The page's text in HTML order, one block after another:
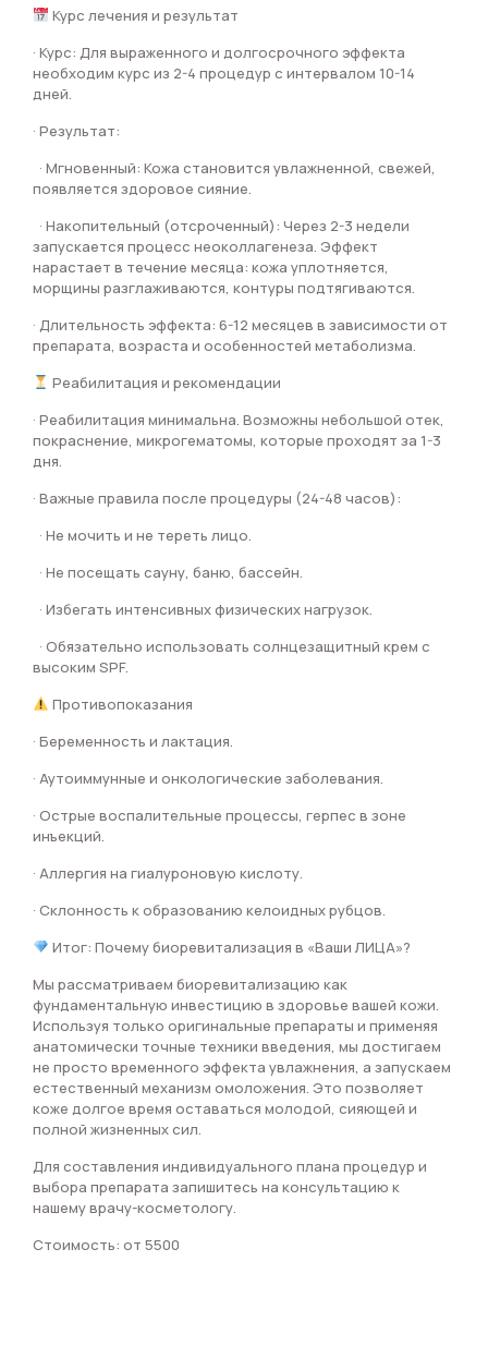
Курс лечения и результат
· Курс: Для выраженного и долгосрочного эффекта
необходим курс из 2-4 процедур с интервалом 10-14
дней.
· Результат:
· Мгновенный: Кожа становится увлажненной, свежей,
появляется здоровое сияние.
· Накопительный (отсроченный): Через 2-3 недели
запускается процесс неоколлагенеза. Эффект
нарастает в течение месяца: кожа уплотняется,
морщины разглаживаются, контуры подтягиваются.
· Длительность эффекта: 6-12 месяцев в зависимости от
препарата, возраста и особенностей метаболизма.
Реабилитация и рекомендации
· Реабилитация минимальна. Возможны небольшой отек,
покраснение, микрогематомы, которые проходят за 1-3
дня.
· Важные правила после процедуры (24-48 часов):
· Не мочить и не тереть лицо.
· Не посещать сауну, баню, бассейн.
· Избегать интенсивных физических нагрузок.
· Обязательно использовать солнцезащитный крем с
высоким SPF.
Противопоказания
· Беременность и лактация.
· Аутоиммунные и онкологические заболевания.
· Острые воспалительные процессы, герпес в зоне
инъекций.
· Аллергия на гиалуроновую кислоту.
· Склонность к образованию келоидных рубцов.
Итог: Почему биоревитализация в «Ваши ЛИЦА»?
Мы рассматриваем биоревитализацию как
фундаментальную инвестицию в здоровье вашей кожи.
Используя только оригинальные препараты и применяя
анатомически точные техники введения, мы достигаем
не просто временного эффекта увлажнения, а запускаем
естественный механизм омоложения. Это позволяет
коже долгое время оставаться молодой, сияющей и
полной жизненных сил.
Для составления индивидуального плана процедур и
выбора препарата запишитесь на консультацию к
нашему врачу-косметологу.
Стоимость: от 5500